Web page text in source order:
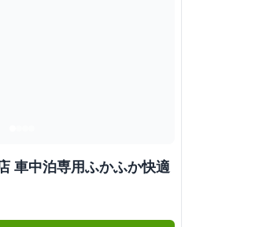
車中泊専用ふかふか快適